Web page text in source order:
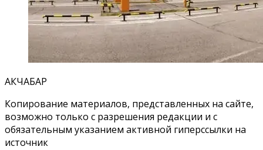
АКЧАБАР
Копирование материалов, представленных на сайте,
возможно только с разрешения редакции и с
обязательным указанием активной гиперссылки на
источник